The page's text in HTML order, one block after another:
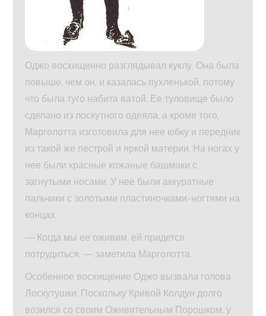
Оджо восхищенно разглядывал куклу. Она была
повыше, чем он, и казалась пухленькой, потому
что была туго набита ватой. Ее туловище было
сделано из лоскутного одеяла, а кроме того,
Марголотта изготовила для нее юбку и передник
из такой же пестрой и яркой материи. На ногах у
нее были красные кожаные башмаки с
загнутыми носами. У нее были аккуратные
пальчики с золотыми пластиночками-ногтями на
концах.
— Когда мы ее оживим, ей придется
потрудиться, — заметила Марголотта.
Особенное восхищение Оджо вызвала голова
Лоскутушки. Поскольку Кривой Колдун долго
возился со своим Оживительным Порошком, у